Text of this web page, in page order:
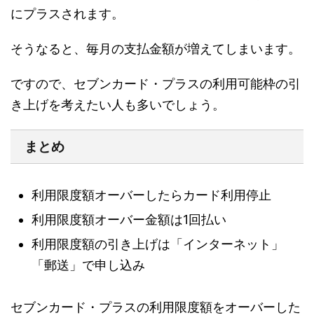
にプラスされます。
そうなると、毎月の支払金額が増えてしまいます。
ですので、セブンカード・プラスの利用可能枠の引
き上げを考えたい人も多いでしょう。
まとめ
利用限度額オーバーしたらカード利用停止
利用限度額オーバー金額は1回払い
利用限度額の引き上げは「インターネット」
「郵送」で申し込み
セブンカード・プラスの利用限度額をオーバーした